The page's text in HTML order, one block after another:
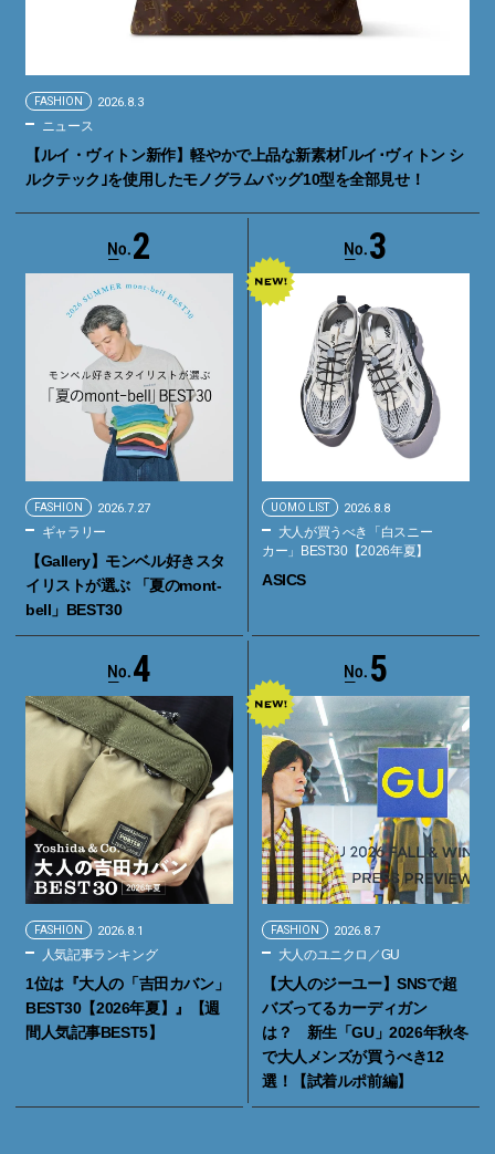
FASHION 2026.8.3
ニュース
【ルイ・ヴィトン新作】軽やかで上品な新素材｢ルイ･ヴィトン シ
ルクテック｣を使用したモノグラムバッグ10型を全部見せ！
2
FASHION 2026.7.27
ギャラリー
【Gallery】モンベル好きスタ
イリストが選ぶ 「夏のmont-
bell」BEST30
3
UOMO LIST 2026.8.8
大人が買うべき「白スニー
カー」BEST30【2026年夏】
ASICS
4
FASHION 2026.8.1
人気記事ランキング
1位は『大人の「吉田カバン」
BEST30【2026年夏】』【週
間人気記事BEST5】
5
FASHION 2026.8.7
大人のユニクロ／GU
【大人のジーユー】SNSで超
バズってるカーディガン
は？ 新生「GU」2026年秋冬
で大人メンズが買うべき12
選！【試着ルポ前編】